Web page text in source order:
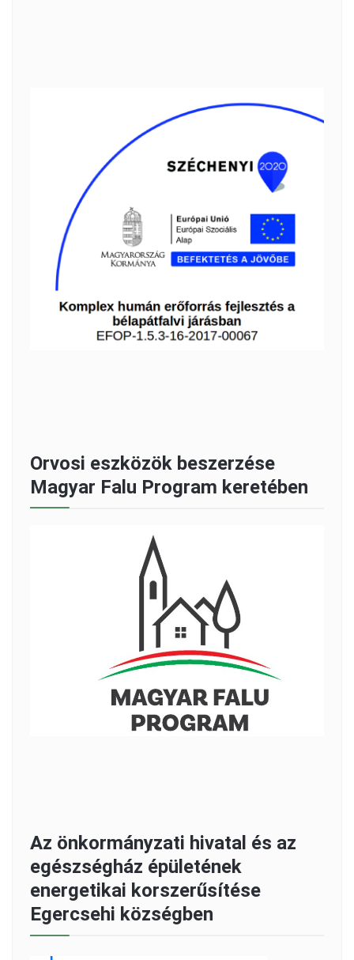
Orvosi eszközök beszerzése
Magyar Falu Program keretében
Az önkormányzati hivatal és az
egészségház épületének
energetikai korszerűsítése
Egercsehi községben